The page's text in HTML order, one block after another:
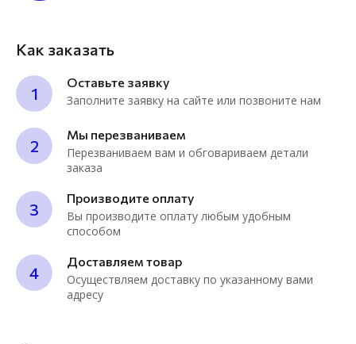
Как заказать
1
Оставьте заявку
Заполните заявку на сайте или позвоните нам
2
Мы перезваниваем
Перезваниваем вам и обговариваем детали
заказа
3
Производите оплату
Вы производите оплату любым удобным
способом
4
Доставляем товар
Осуществляем доставку по указанному вами
адресу